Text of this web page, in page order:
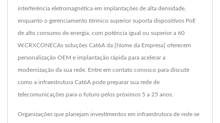
interferência eletromagnética em implantações de alta densidade,
enquanto o gerenciamento térmico superior suporta dispositivos PoE
de alto consumo de energia, com potência igual ou superior a 60
W.CRXCONECAs soluções Cat6A da [Nome da Empresa] oferecem
personalização OEM e implantação rápida para acelerar a
modernização da sua rede. Entre em contato conosco para discutir
como a infraestrutura Cat6A pode preparar sua rede de
telecomunicações para o futuro pelos próximos 5 a 25 anos.
Organizações que planejam investimentos em infraestrutura de rede se